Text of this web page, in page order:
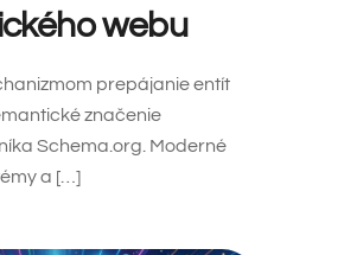
webu
prepájanie entít
značenie
Schema.org. Moderné
a […]